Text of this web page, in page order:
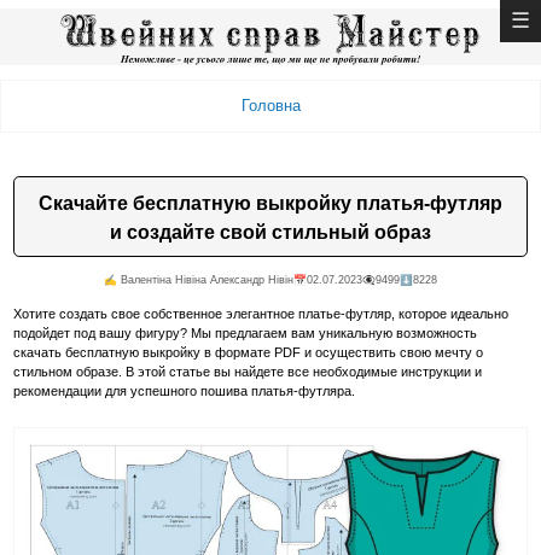
Головна
Скачайте бесплатную выкройку платья-футляр
и создайте свой стильный образ
✍️ Валентiна Нiвiна Александр Нiвiн📅02.07.2023👁️‍🗨️9499 ⬇️8228
Хотите создать свое собственное элегантное платье-футляр, которое идеально
подойдет под вашу фигуру? Мы предлагаем вам уникальную возможность
скачать бесплатную выкройку в формате PDF и осуществить свою мечту о
стильном образе. В этой статье вы найдете все необходимые инструкции и
рекомендации для успешного пошива платья-футляра.